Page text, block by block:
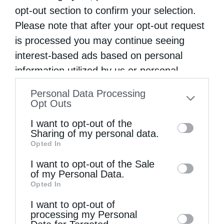
opt-out section to confirm your selection.
Please note that after your opt-out request
is processed you may continue seeing
interest-based ads based on personal
information utilized by us or personal
to your opt-out. You may separately opt-out
information by third parties on the IAB’s list
of downstream participants. This
information may also be disclosed by us to
third parties on theIAB’s List of
Downstream Participants
disclose it to other third parties.
Personal Data Processing
Opt Outs
I want to opt-out of the
Sharing of my personal data.
Opted In
I want to opt-out of the Sale
of my Personal Data.
Opted In
I want to opt-out of
processing my Personal
Ποιος θα μπορούσε να σας καταλάβει
καλύτερα από τον λαό των Λεχών;
Ποιος θα μπορούσε να σας συμπαρασταθεί
καλύτερα
απ’ αυτούς που στερήθηκαν την δική τούς
πατρίδα;».
Ελληνιστές καθηγητές μετέφρασαν, το
καλοκαίρι του 1822, τον αντιοθωμανικό